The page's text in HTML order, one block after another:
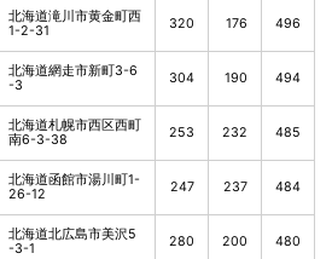
北海道滝川市黄金町西
1-2-31
320 176 496
北海道網走市新町3-6
-3
304 190 494
北海道札幌市西区西町
南6-3-38
253 232 485
北海道函館市湯川町1-
26-12
247 237 484
北海道北広島市美沢5
-3-1
280 200 480